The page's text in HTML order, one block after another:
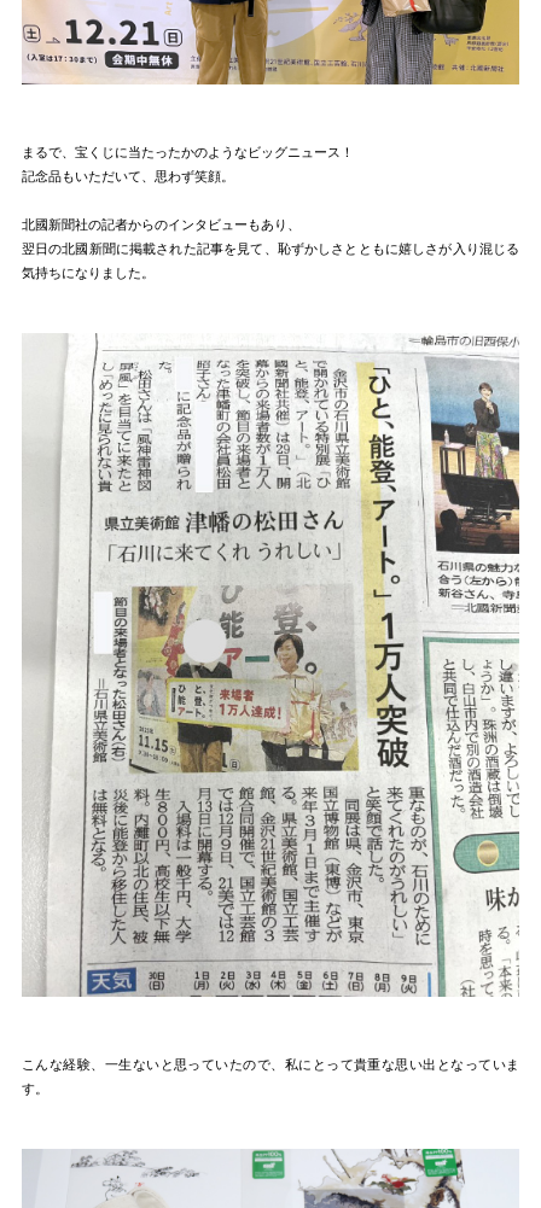
まるで、宝くじに当たったかのようなビッグニュース！
記念品もいただいて、思わず笑顔。
北國新聞社の記者からのインタビューもあり、
翌日の北國新聞に掲載された記事を見て、恥ずかしさとともに嬉しさが入り混じる
気持ちになりました。
こんな経験、一生ないと思っていたので、私にとって貴重な思い出となっていま
す。